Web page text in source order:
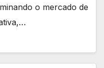
o mercado de